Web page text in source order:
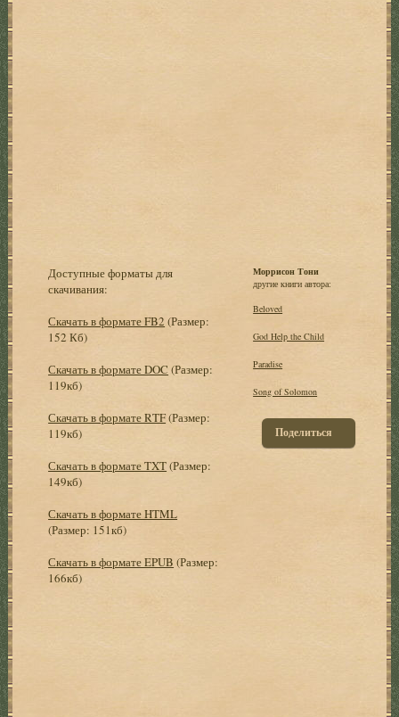
Доступные форматы для
скачивания:
Скачать в формате FB2 (Размер:
152 Кб)
Скачать в формате DOC (Размер:
119кб)
Скачать в формате RTF(Размер:
119кб)
Скачать в формате TXT(Размер:
149кб)
Скачать в формате HTML
(Размер: 151кб)
Скачать в формате EPUB (Размер:
166кб)
Моррисон Тони
другие книги автора:
Beloved
God Help the Child
Paradise
Song of Solomon
Поделиться